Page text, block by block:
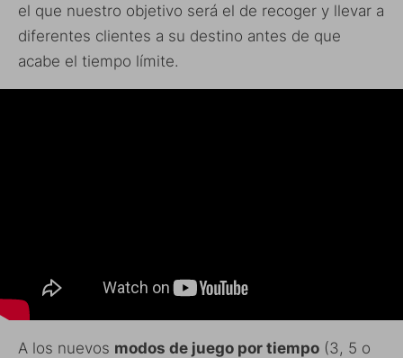
el que nuestro objetivo será el de recoger y llevar a
diferentes clientes a su destino antes de que
acabe el tiempo límite.
A los nuevos modos de juego por tiempo (3, 5 o